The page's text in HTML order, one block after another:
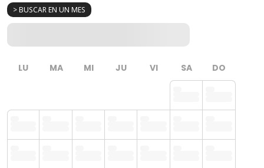
> BUSCAR EN UN MES
LU MA MI JU VI SA DO